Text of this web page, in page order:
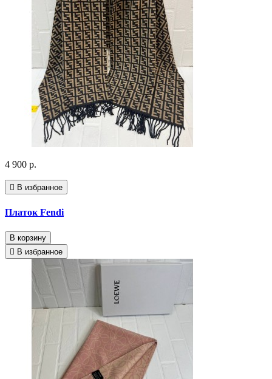
4 900 р.
В избранное
Платок Fendi
В корзину
В избранное